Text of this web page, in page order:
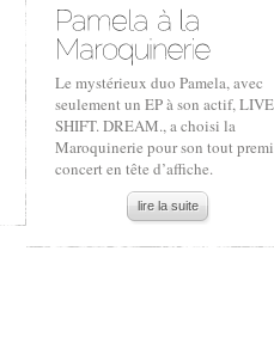
Le mystérieux duo Pamela, avec
seulement un EP à son actif,
SHIFT. DREAM., a choisi la
Maroquinerie pour son tout
concert en tête d’affiche.
lire la suite